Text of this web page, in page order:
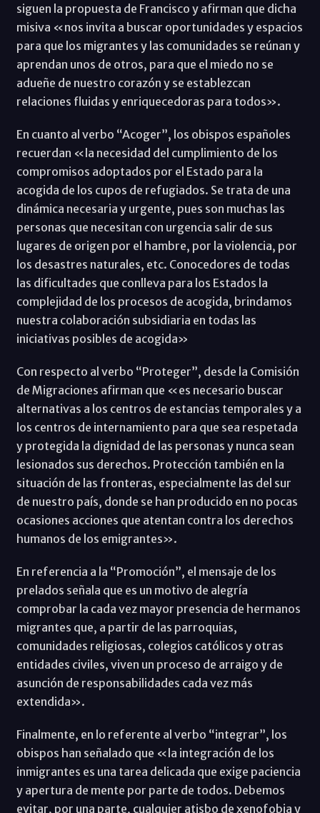
siguen la propuesta de Francisco y afirman que dicha
misiva «nos invita a buscar oportunidades y espacios
para que los migrantes y las comunidades se reúnan y
aprendan unos de otros, para que el miedo no se
adueñe de nuestro corazón y se establezcan
relaciones fluidas y enriquecedoras para todos».
En cuanto al verbo “Acoger”, los obispos españoles
recuerdan «la necesidad del cumplimiento de los
compromisos adoptados por el Estado para la
acogida de los cupos de refugiados. Se trata de una
dinámica necesaria y urgente, pues son muchas las
personas que necesitan con urgencia salir de sus
lugares de origen por el hambre, por la violencia, por
los desastres naturales, etc. Conocedores de todas
las dificultades que conlleva para los Estados la
complejidad de los procesos de acogida, brindamos
nuestra colaboración subsidiaria en todas las
iniciativas posibles de acogida»
Con respecto al verbo “Proteger”, desde la Comisión
de Migraciones afirman que «es necesario buscar
alternativas a los centros de estancias temporales y a
los centros de internamiento para que sea respetada
y protegida la dignidad de las personas y nunca sean
lesionados sus derechos. Protección también en la
situación de las fronteras, especialmente las del sur
de nuestro país, donde se han producido en no pocas
ocasiones acciones que atentan contra los derechos
humanos de los emigrantes».
En referencia a la “Promoción”, el mensaje de los
prelados señala que es un motivo de alegría
comprobar la cada vez mayor presencia de hermanos
migrantes que, a partir de las parroquias,
comunidades religiosas, colegios católicos y otras
entidades civiles, viven un proceso de arraigo y de
asunción de responsabilidades cada vez más
extendida».
Finalmente, en lo referente al verbo “integrar”, los
obispos han señalado que «la integración de los
inmigrantes es una tarea delicada que exige paciencia
y apertura de mente por parte de todos. Debemos
evitar, por una parte, cualquier atisbo de xenofobia y